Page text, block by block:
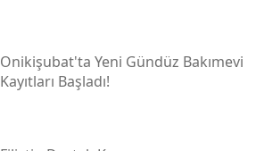
Onikişubat'ta Yeni Gündüz Bakımevi
Kayıtları Başladı!